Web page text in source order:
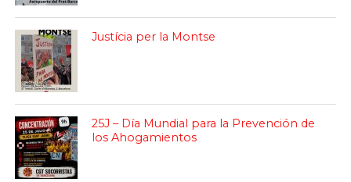
Justícia per la Montse
25J – Día Mundial para la Prevención de
los Ahogamientos